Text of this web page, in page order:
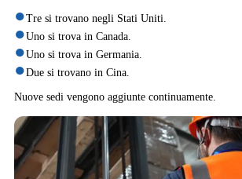
Tre si trovano negli Stati Uniti.
Uno si trova in Canada.
Uno si trova in Germania.
Due si trovano in Cina.
Nuove sedi vengono aggiunte continuamente.